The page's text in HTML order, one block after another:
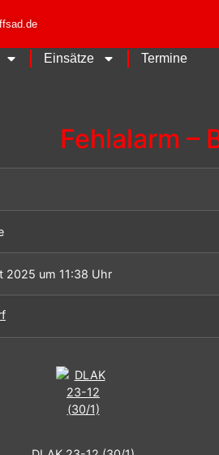
Einsätze Termine
Fehlalarm –
2025 um 11:38 Uhr